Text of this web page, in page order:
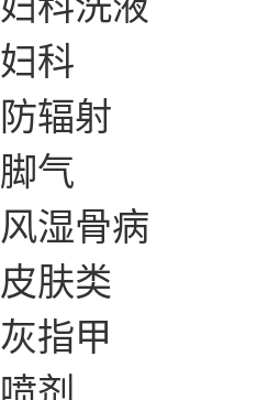
妇科
防辐射
脚气
风湿骨病
皮肤类
灰指甲